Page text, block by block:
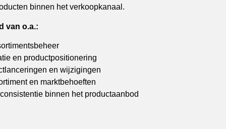
binnen het verkoopkanaal.
van o.a.:
en productpositionering
en wijzigingen
en marktbehoeften
binnen het productaanbod